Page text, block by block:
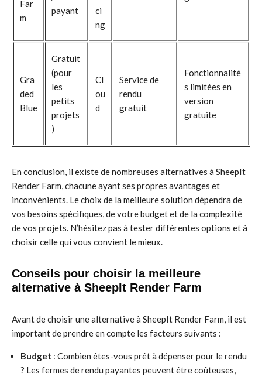
Far
m
payant
ci
ng
Gra
ded
Blue
Gratuit
(pour
les
petits
projets
)
Cl
ou
d
Service de
rendu
gratuit
Fonctionnalité
s limitées en
version
gratuite
En conclusion, il existe de nombreuses alternatives à SheepIt
Render Farm, chacune ayant ses propres avantages et
inconvénients. Le choix de la meilleure solution dépendra de
vos besoins spécifiques, de votre budget et de la complexité
de vos projets. N’hésitez pas à tester différentes options et à
choisir celle qui vous convient le mieux.
Conseils pour choisir la meilleure
alternative à SheepIt Render Farm
Avant de choisir une alternative à SheepIt Render Farm, il est
important de prendre en compte les facteurs suivants :
Budget : Combien êtes-vous prêt à dépenser pour le rendu
? Les fermes de rendu payantes peuvent être coûteuses,